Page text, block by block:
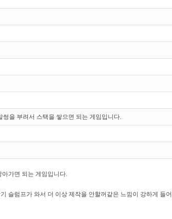
썽을 부려서 스택을 쌓으면 되는 게임입니다.
가면 되는 게임입니다.
슬럼프가 와서 더 이상 제작을 안할꺼같은 느낌이 강하게 들